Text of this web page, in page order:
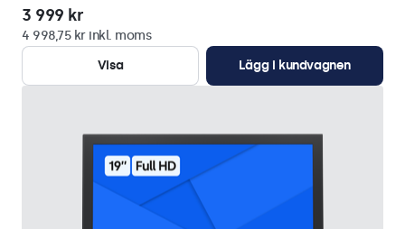
3 999 kr
4 998,75 kr inkl. moms
Visa
Lägg i kundvagnen